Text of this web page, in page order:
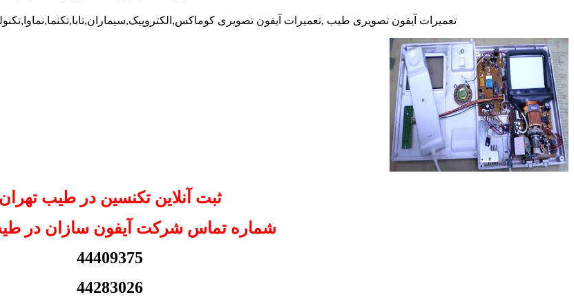
تعمیرات آیفون تصویری طیب ,تعمیرات آیفون تصویری
ثبت آنلاین تکنسین در طیب تهران
شماره تماس شرکت آیفون سازان در
44409375
44283026